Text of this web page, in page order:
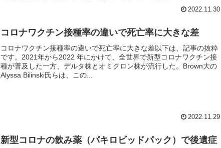
2022.11.30
コロナワクチン接種率の違いで死亡率に大きな差
コロナワクチン接種率の違いで死亡率に大きな差以下は、記事の抜粋
です。2021年から2022 年にかけて、全世界で新型コロナワクチン接
種が普及した一方、デルタ株とオミクロン株が流行した。Brown大の
Alyssa Bilinski氏らは、この...
2022.11.29
新型コロナの飲み薬（パキロビッドパック）で後遺症